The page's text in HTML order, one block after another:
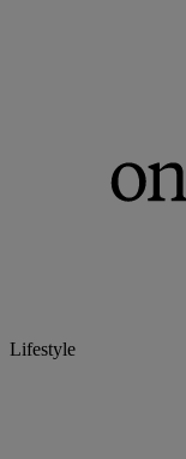
Lifestyle